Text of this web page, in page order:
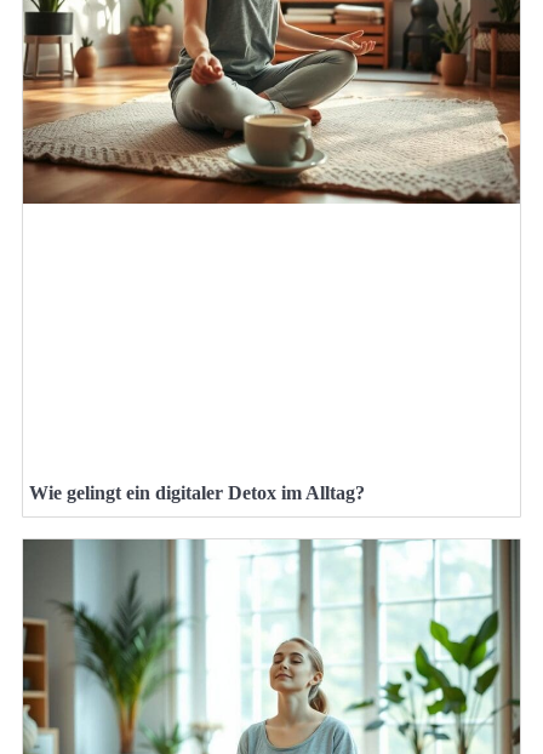
Wie gelingt ein digitaler Detox im Alltag?